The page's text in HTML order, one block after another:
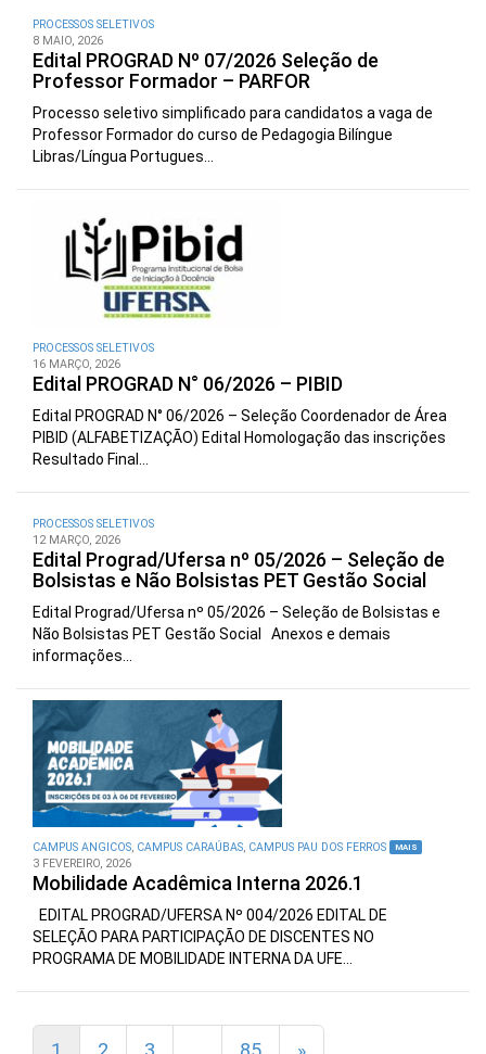
PROCESSOS SELETIVOS
8 MAIO, 2026
Edital PROGRAD Nº 07/2026 Seleção de
Professor Formador – PARFOR
Processo seletivo simplificado para candidatos a vaga de
Professor Formador do curso de Pedagogia Bilíngue
Libras/Língua Portugues...
PROCESSOS SELETIVOS
16 MARÇO, 2026
Edital PROGRAD N° 06/2026 – PIBID
Edital PROGRAD N° 06/2026 – Seleção Coordenador de Área
PIBID (ALFABETIZAÇÃO) Edital Homologação das inscrições
Resultado Final...
PROCESSOS SELETIVOS
12 MARÇO, 2026
Edital Prograd/Ufersa nº 05/2026 – Seleção de
Bolsistas e Não Bolsistas PET Gestão Social
Edital Prograd/Ufersa nº 05/2026 – Seleção de Bolsistas e
Não Bolsistas PET Gestão Social Anexos e demais
informações...
CAMPUS ANGICOS, CAMPUS CARAÚBAS, CAMPUS PAU DOS FERROS MAIS
3 FEVEREIRO, 2026
Mobilidade Acadêmica Interna 2026.1
EDITAL PROGRAD/UFERSA Nº 004/2026 EDITAL DE
SELEÇÃO PARA PARTICIPAÇÃO DE DISCENTES NO
PROGRAMA DE MOBILIDADE INTERNA DA UFE...